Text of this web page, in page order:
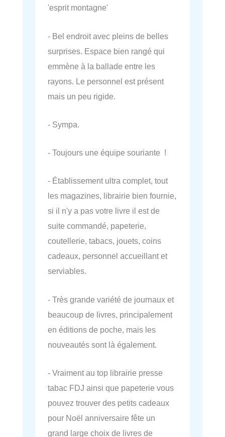
'esprit montagne'
- Bel endroit avec pleins de belles
surprises. Espace bien rangé qui
emmène à la ballade entre les
rayons. Le personnel est présent
mais un peu rigide.
- Sympa.
- Toujours une équipe souriante !
- Établissement ultra complet, tout
les magazines, librairie bien fournie,
si il n'y a pas votre livre il est de
suite commandé, papeterie,
coutellerie, tabacs, jouets, coins
cadeaux, personnel accueillant et
serviables.
- Très grande variété de journaux et
beaucoup de livres, principalement
en éditions de poche, mais les
nouveautés sont là également.
- Vraiment au top librairie presse
tabac FDJ ainsi que papeterie vous
pouvez trouver des petits cadeaux
pour Noël anniversaire fête un
grand large choix de livres de